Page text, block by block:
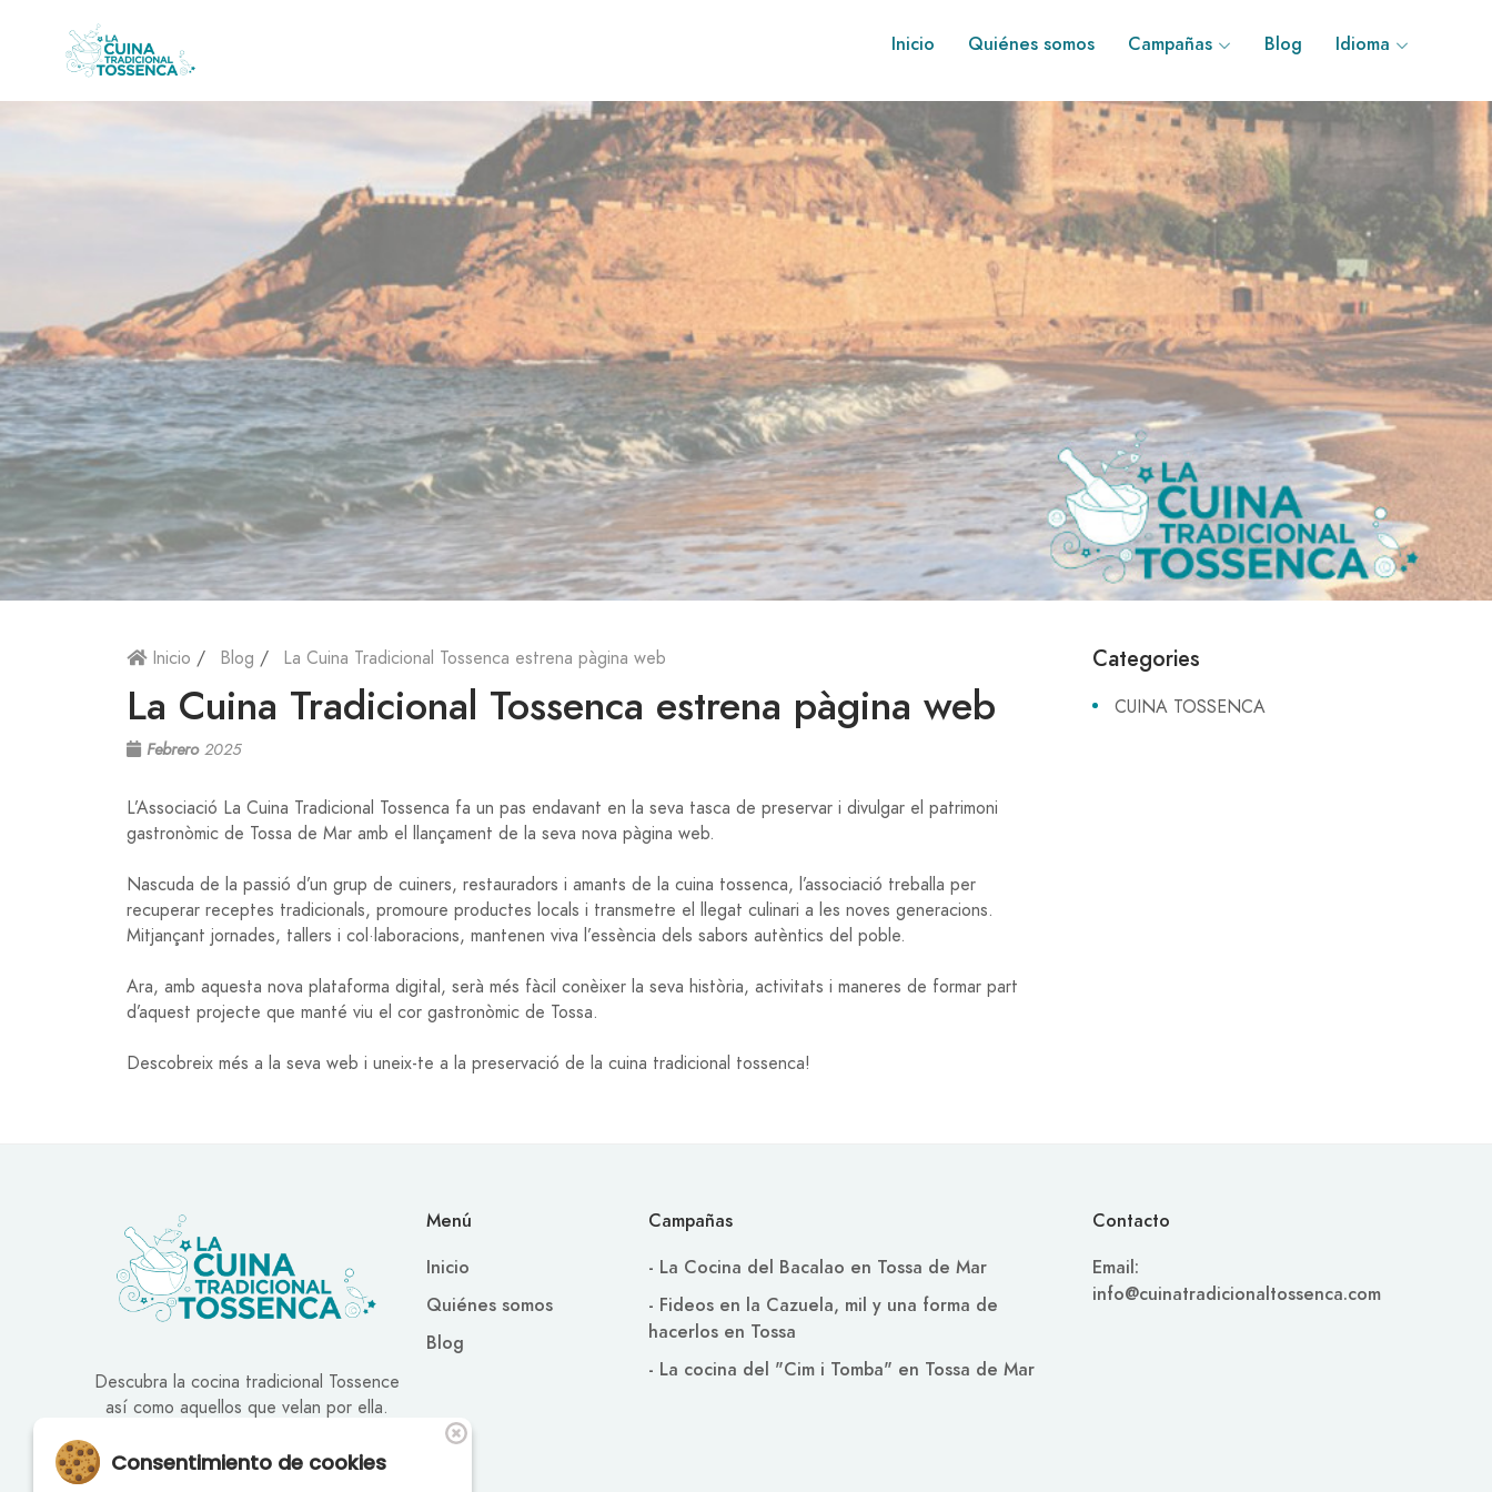
Inicio Quiénes somos Campañas Blog Idioma
Inicio / Blog / La Cuina Tradicional Tossenca estrena pàgina web
La Cuina Tradicional Tossenca estrena pàgina web
Febrero 2025
L’Associació La Cuina Tradicional Tossenca fa un pas endavant en la seva tasca de preservar i divulgar el patrimoni
gastronòmic de Tossa de Mar amb el llançament de la seva nova pàgina web.
Nascuda de la passió d’un grup de cuiners, restauradors i amants de la cuina tossenca, l’associació treballa per
recuperar receptes tradicionals, promoure productes locals i transmetre el llegat culinari a les noves generacions.
Mitjançant jornades, tallers i col·laboracions, mantenen viva l’essència dels sabors autèntics del poble.
Ara, amb aquesta nova plataforma digital, serà més fàcil conèixer la seva història, activitats i maneres de formar part
d’aquest projecte que manté viu el cor gastronòmic de Tossa.
Descobreix més a la seva web i uneix-te a la preservació de la cuina tradicional tossenca!
Categories
CUINA TOSSENCA
Descubra la cocina tradicional Tossence
así como aquellos que velan por ella.
Menú
Inicio
Quiénes somos
Blog
Campañas
- La Cocina del Bacalao en Tossa de Mar
- Fideos en la Cazuela, mil y una forma de
hacerlos en Tossa
- La cocina del "Cim i Tomba" en Tossa de Mar
Contacto
Email:
info@cuinatradicionaltossenca.com
Consentimiento de cookies